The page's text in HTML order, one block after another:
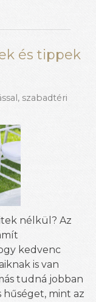
és tippek
, szabadtéri
nélkül? Az
kedvenc
is van
tudná jobban
mint az